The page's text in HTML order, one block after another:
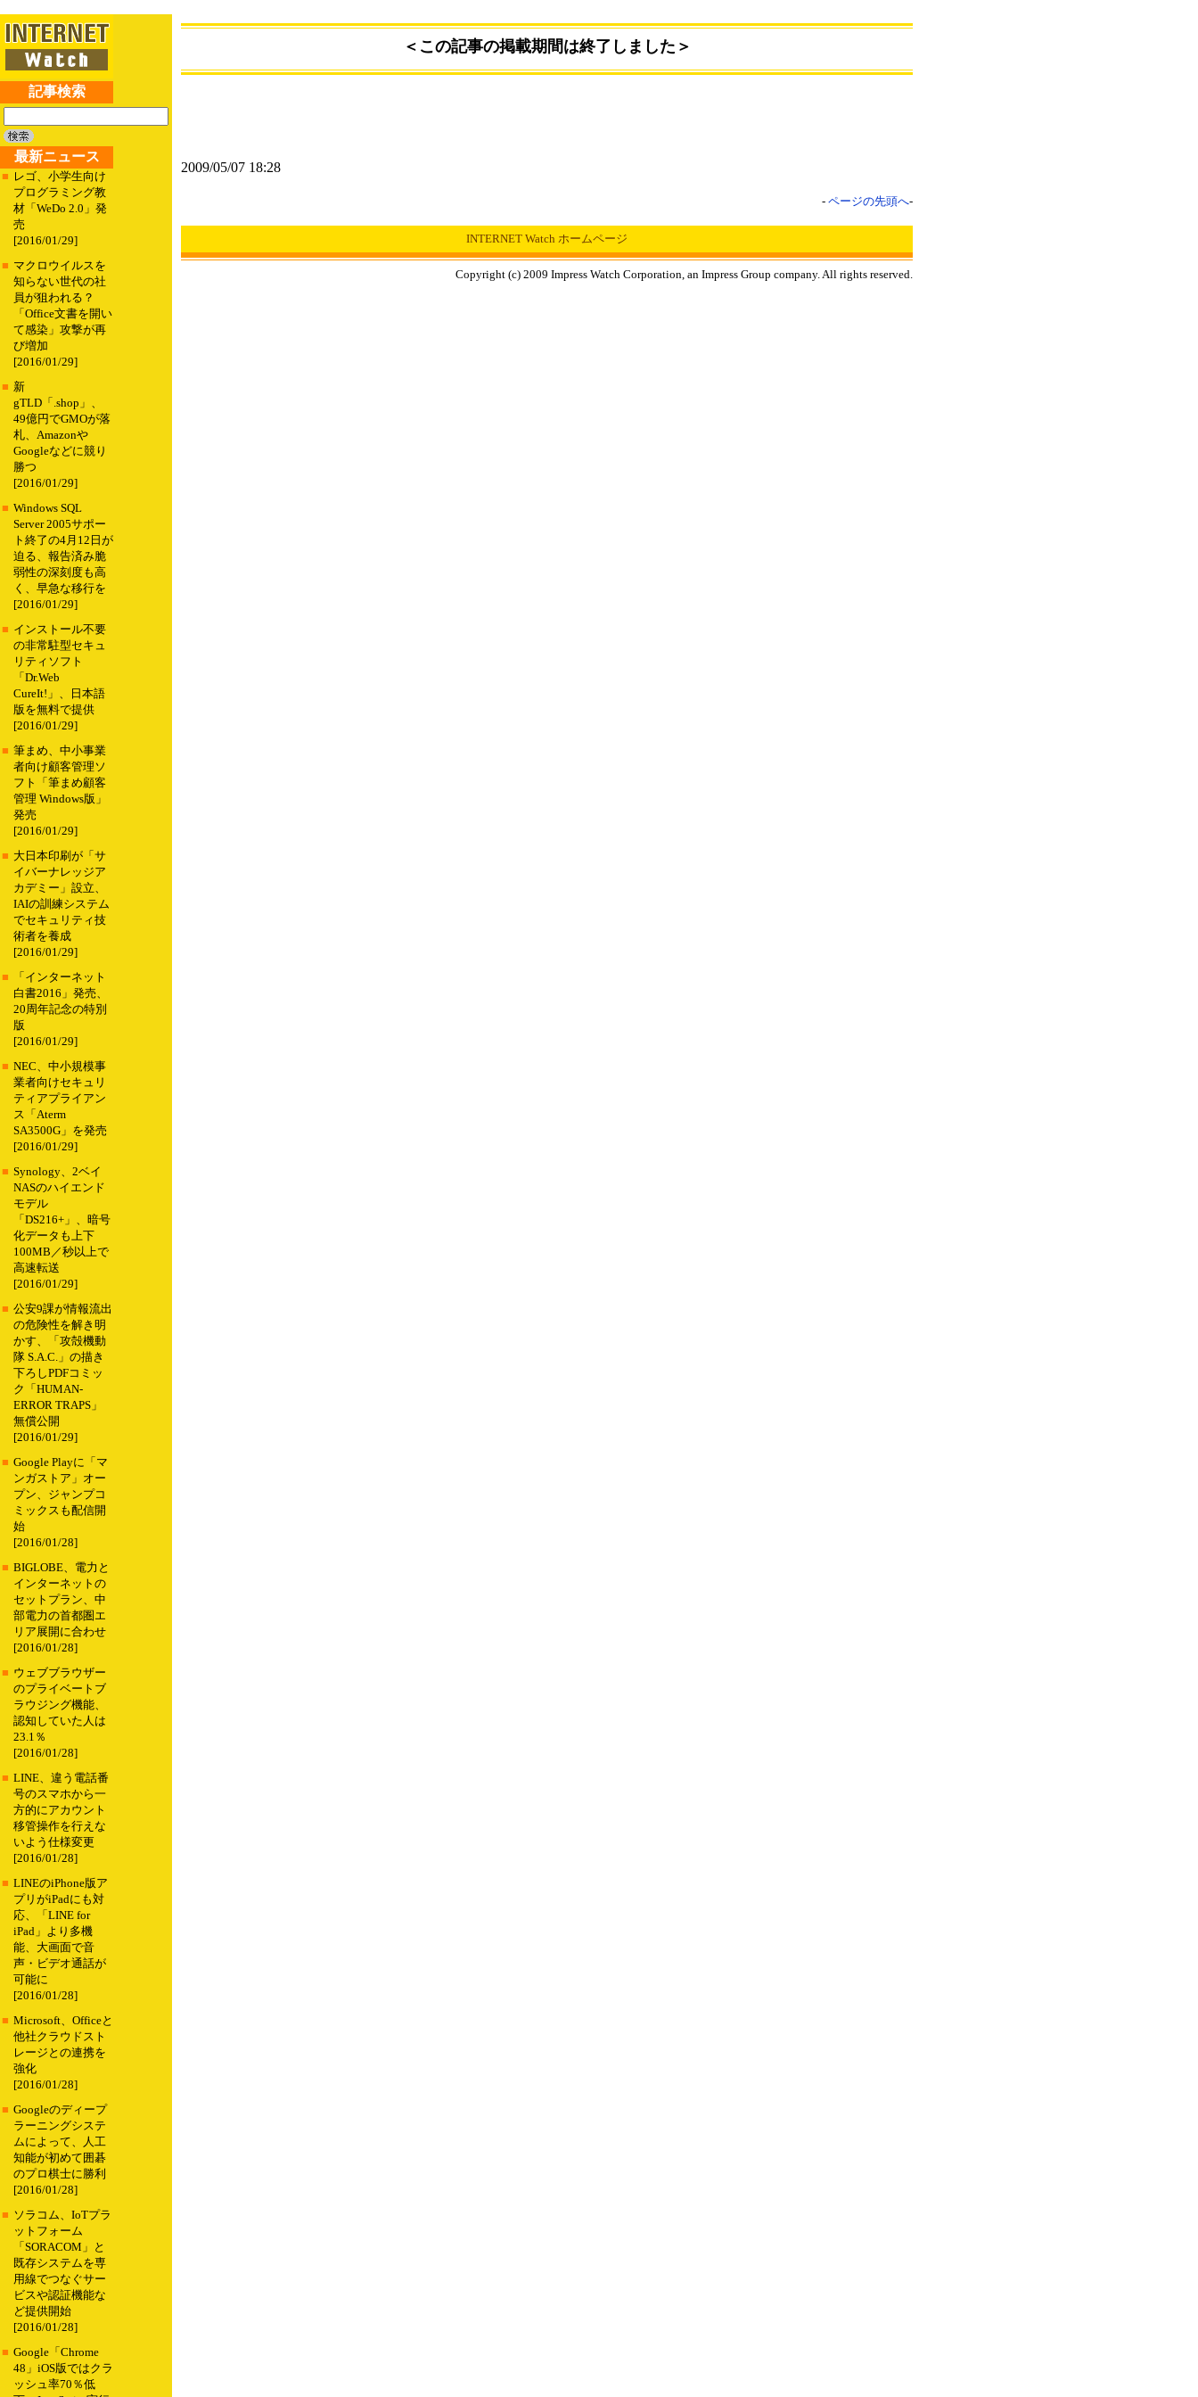
記事検索
最新ニュース
■ レゴ、小学生向け
プログラミング教
材「WeDo 2.0」発
売
[2016/01/29]
■ マクロウイルスを
知らない世代の社
員が狙われる？
「Office文書を開い
て感染」攻撃が再
び増加
[2016/01/29]
■ 新
gTLD「.shop」、
49億円でGMOが落
札、Amazonや
Googleなどに競り
勝つ
[2016/01/29]
■ Windows SQL
Server 2005サポー
ト終了の4月12日が
迫る、報告済み脆
弱性の深刻度も高
く、早急な移行を
[2016/01/29]
■ インストール不要
の非常駐型セキュ
リティソフト
「Dr.Web
CureIt!」、日本語
版を無料で提供
[2016/01/29]
■ 筆まめ、中小事業
者向け顧客管理ソ
フト「筆まめ顧客
管理 Windows版」
発売
[2016/01/29]
■ 大日本印刷が「サ
イバーナレッジア
カデミー」設立、
IAIの訓練システム
でセキュリティ技
術者を養成
[2016/01/29]
■
「インターネット
白書2016」発売、
20周年記念の特別
版
[2016/01/29]
■ NEC、中小規模事
業者向けセキュリ
ティアプライアン
ス「Aterm
SA3500G」を発売
[2016/01/29]
■ Synology、2ベイ
NASのハイエンド
モデル
「DS216+」、暗号
化データも上下
100MB／秒以上で
高速転送
[2016/01/29]
■ 公安9課が情報流出
の危険性を解き明
かす、「攻殻機動
隊 S.A.C.」の描き
下ろしPDFコミッ
ク「HUMAN-
ERROR TRAPS」
無償公開
[2016/01/29]
■ Google Playに「マ
ンガストア」オー
プン、ジャンプコ
ミックスも配信開
始
[2016/01/28]
■ BIGLOBE、電力と
インターネットの
セットプラン、中
部電力の首都圏エ
リア展開に合わせ
[2016/01/28]
■ ウェブブラウザー
のプライベートブ
ラウジング機能、
認知していた人は
23.1％
[2016/01/28]
■ LINE、違う電話番
号のスマホから一
方的にアカウント
移管操作を行えな
いよう仕様変更
[2016/01/28]
■ LINEのiPhone版ア
プリがiPadにも対
応、「LINE for
iPad」より多機
能、大画面で音
声・ビデオ通話が
可能に
[2016/01/28]
■ Microsoft、Officeと
他社クラウドスト
レージとの連携を
強化
[2016/01/28]
■ Googleのディープ
ラーニングシステ
ムによって、人工
知能が初めて囲碁
のプロ棋士に勝利
[2016/01/28]
■ ソラコム、IoTプラ
ットフォーム
「SORACOM」と
既存システムを専
用線でつなぐサー
ビスや認証機能な
ど提供開始
[2016/01/28]
■ Google「Chrome
48」iOS版ではクラ
ッシュ率70％低
＜この記事の掲載期間は終了しました＞
2009/05/07 18:28
- ページの先頭へ-
INTERNET Watch ホームページ
Copyright (c) 2009 Impress Watch Corporation, an Impress Group company. All rights reserved.